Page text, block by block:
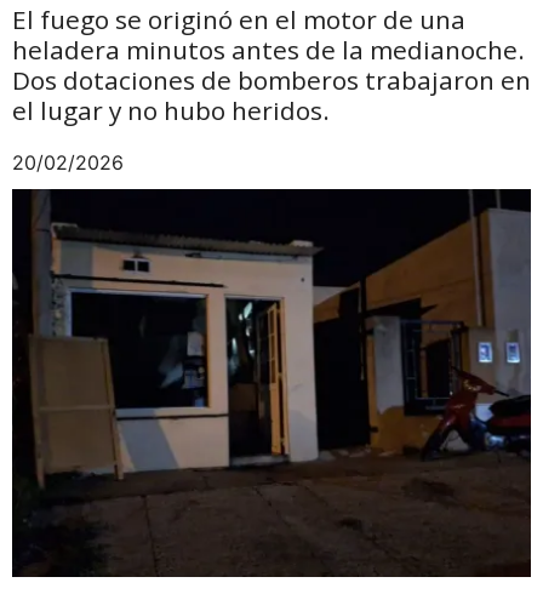
El fuego se originó en el motor de una
heladera minutos antes de la medianoche.
Dos dotaciones de bomberos trabajaron en
el lugar y no hubo heridos.
20/02/2026